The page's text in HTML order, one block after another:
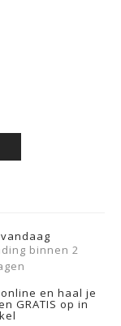
binnen 2
en haal je
GRATIS op in